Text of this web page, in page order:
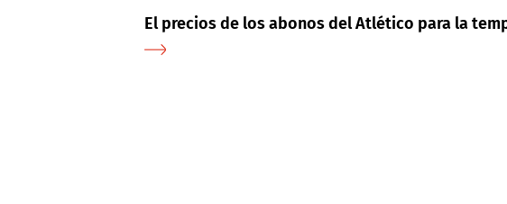
El precios de los abonos del Atlético para la